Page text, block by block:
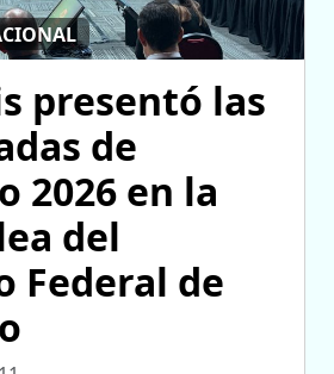
presentó las
de
2026 en la
del
Federal de